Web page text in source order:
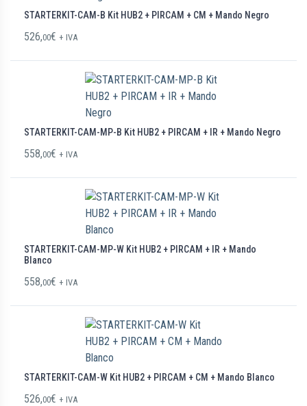
STARTERKIT-CAM-B Kit HUB2 + PIRCAM + CM + Mando Negro
526,00€ + IVA
STARTERKIT-CAM-MP-B Kit HUB2 + PIRCAM + IR + Mando Negro
558,00€ + IVA
STARTERKIT-CAM-MP-W Kit HUB2 + PIRCAM + IR + Mando
Blanco
558,00€ + IVA
STARTERKIT-CAM-W Kit HUB2 + PIRCAM + CM + Mando Blanco
526,00€ + IVA